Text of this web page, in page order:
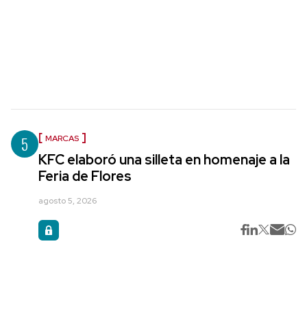
5 MARCAS
KFC elaboró una silleta en homenaje a la
Feria de Flores
agosto 5, 2026